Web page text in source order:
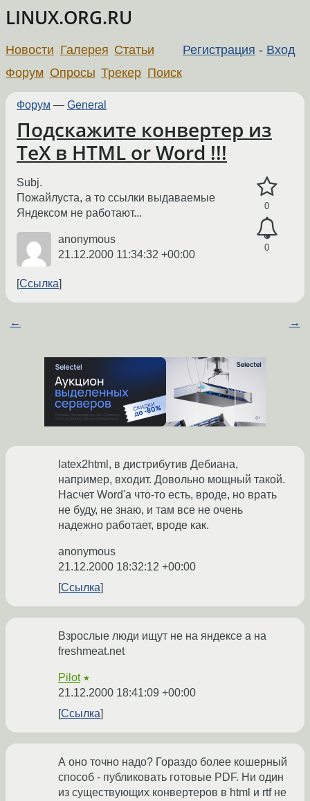
LINUX.ORG.RU
Регистрация - Вход
Новости Галерея Статьи
Форум Опросы Трекер Поиск
Форум — General
Подскажите конвертер из
TeX в HTML or Word !!!
0
0
Subj.
Пожайлуста, а то ссылки выдаваемые
Яндексом не работают...
anonymous
21.12.2000 11:34:32 +00:00
Ссылка
← →
latex2html, в дистрибутив Дебиана,
например, входит. Довольно мощный такой.
Насчет Word'a что-то есть, вроде, но врать
не буду, не знаю, и там все не очень
надежно работает, вроде как.
anonymous
21.12.2000 18:32:12 +00:00
Ссылка
Взрослые люди ищут не на яндексе а на
freshmeat.net
Pilot ★
21.12.2000 18:41:09 +00:00
Ссылка
А оно точно надо? Гораздо более кошерный
способ - публиковать готовые PDF. Ни один
из существующих конвертеров в html и rtf не